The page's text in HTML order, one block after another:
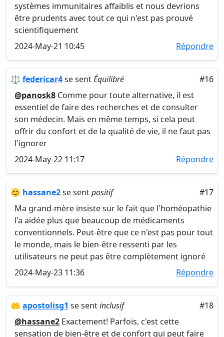
systèmes immunitaires affaiblis et nous devrions
être prudents avec tout ce qui n'est pas prouvé
scientifiquement
2024-May-21 10:45
Répondre
⚖️ federicar4se sentÉquilibré
#16
@panosk8 Comme pour toute alternative, il est
essentiel de faire des recherches et de consulter
son médecin. Mais en même temps, si cela peut
offrir du confort et de la qualité de vie, il ne faut pas
l'ignorer
2024-May-22 11:17
Répondre
😊 hassane2se sentpositif
#17
Ma grand-mère insiste sur le fait que l'homéopathie
l'a aidée plus que beaucoup de médicaments
conventionnels. Peut-être que ce n'est pas pour tout
le monde, mais le bien-être ressenti par les
utilisateurs ne peut pas être complètement ignoré
2024-May-23 11:36
Répondre
🤲 apostolisg1 se sentinclusif
#18
@hassane2 Exactement! Parfois, c'est cette
sensation de bien-être et de confort qui peut faire